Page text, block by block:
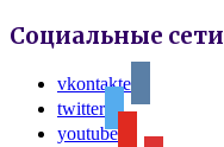
Социальные сети
vkontakte
twitter
youtube